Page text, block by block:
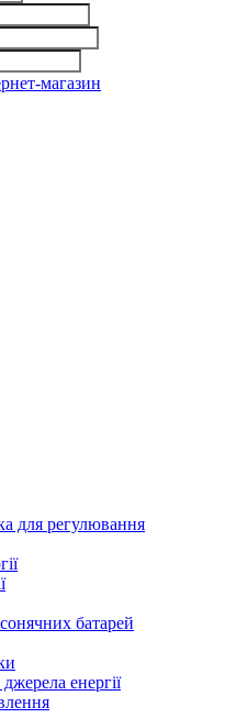
магазин
для регулювання
батарей
енергії